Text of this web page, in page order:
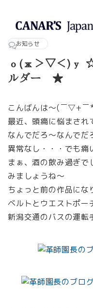
お知らせ
о(ж＞▽＜)ｙ
ルダー ★
こんばんは～(￣▽+￣
最近、頭痛に悩まされ
なんでだろ～なんでだ
異常なし・・・でも痛
まぁ、酒の飲み過ぎで
みましょうね～
ちょっと前の作品にな
ベルトとウエストポー
新潟交通のバスの運転